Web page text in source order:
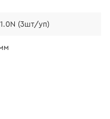
(3шт/уп)